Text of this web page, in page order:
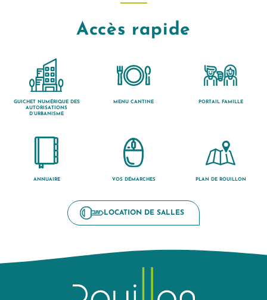
Accès rapide
GUICHET NUMÉRIQUE DES
AUTORISATIONS
D’URBANISME
MENU CANTINE PORTAIL FAMILLE
ANNUAIRE VOS DÉMARCHES PLAN DE ROUILLON
LOCATION DE SALLES